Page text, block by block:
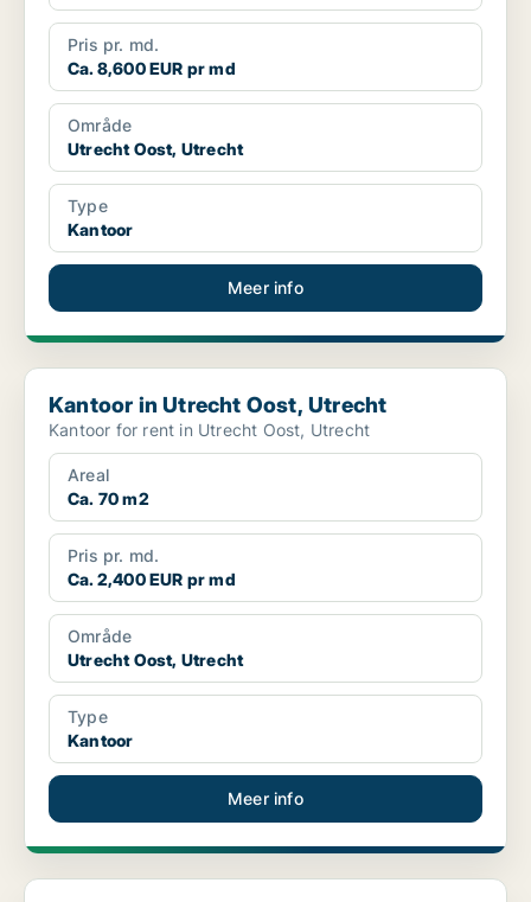
Pris pr. md.
Ca. 8,600 EUR pr md
Område
Utrecht Oost, Utrecht
Type
Kantoor
Meer info
Kantoor in Utrecht Oost, Utrecht
Kantoor in Utrecht Oost, Utrecht
Kantoor for rent in Utrecht Oost, Utrecht
Areal
Ca. 70 m2
Pris pr. md.
Ca. 2,400 EUR pr md
Område
Utrecht Oost, Utrecht
Type
Kantoor
Meer info
Kantoor in Utrecht Oost, Utrecht